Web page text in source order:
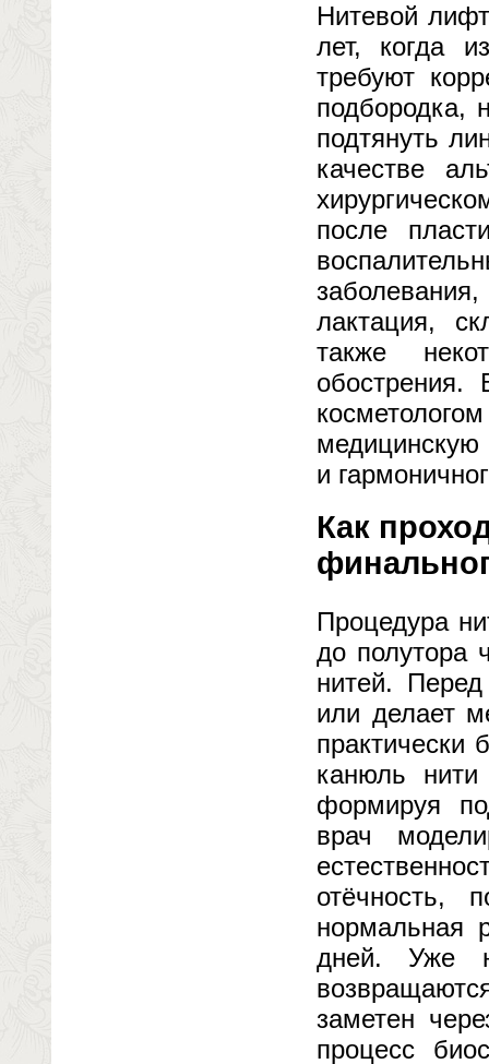
Нитевой
лет, когда
требуют
подбородка,
подтянуть
качестве
после
лактация,
также
обострения.
медицинскую
и
Как
Процедура
до полутора
нитей.
или делает
практически
канюль
формируя
врач
отёчность,
нормальная
дней. Уже
заметен
процесс